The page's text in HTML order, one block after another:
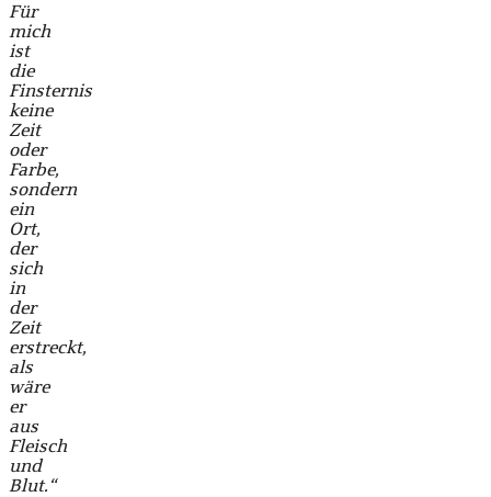
Für
mich
ist
die
Finsternis
keine
Zeit
oder
Farbe,
sondern
ein
Ort,
der
sich
in
der
Zeit
erstreckt,
als
wäre
er
aus
Fleisch
und
Blut.“